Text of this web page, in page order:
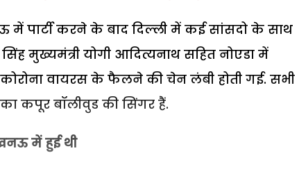
पार्टी करने के बाद दिल्ली में कई सांसदो के साथ
मुख्यमंत्री योगी आदित्यनाथ सहित नोएडा में
वायरस के फैलने की चेन लंबी होती गई. सभी
कपूर बॉलीवुड की सिंगर हैं.
में हुई थी